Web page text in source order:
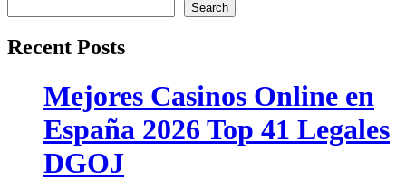
Search
Recent Posts
Mejores Casinos Online en
España 2026 Top 41 Legales
DGOJ